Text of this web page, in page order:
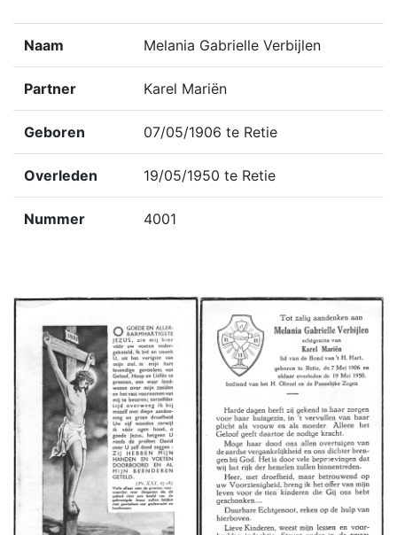
Naam Melania Gabrielle Verbijlen
Partner Karel Mariën
Geboren 07/05/1906 te Retie
Overleden 19/05/1950 te Retie
Nummer 4001